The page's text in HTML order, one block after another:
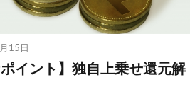
15日
ポイント】独自上乗せ還元解